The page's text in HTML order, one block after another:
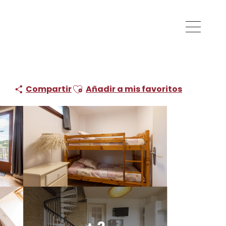
CompartirAjouter aux favoris
Añadir a mis favoritos